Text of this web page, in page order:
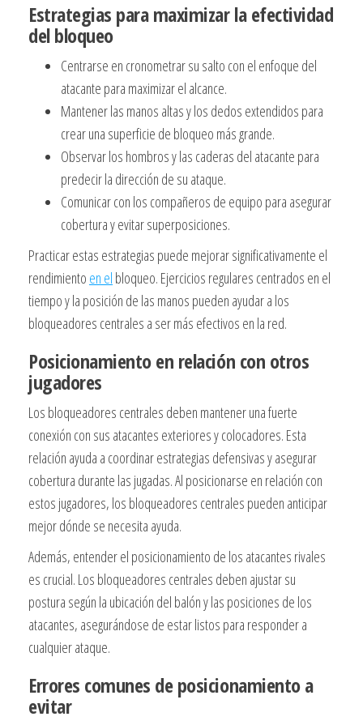
Estrategias para maximizar la efectividad
del bloqueo
Centrarse en cronometrar su salto con el enfoque del
atacante para maximizar el alcance.
Mantener las manos altas y los dedos extendidos para
crear una superficie de bloqueo más grande.
Observar los hombros y las caderas del atacante para
predecir la dirección de su ataque.
Comunicar con los compañeros de equipo para asegurar
cobertura y evitar superposiciones.
Practicar estas estrategias puede mejorar significativamente el
rendimiento en el bloqueo. Ejercicios regulares centrados en el
tiempo y la posición de las manos pueden ayudar a los
bloqueadores centrales a ser más efectivos en la red.
Posicionamiento en relación con otros
jugadores
Los bloqueadores centrales deben mantener una fuerte
conexión con sus atacantes exteriores y colocadores. Esta
relación ayuda a coordinar estrategias defensivas y asegurar
cobertura durante las jugadas. Al posicionarse en relación con
estos jugadores, los bloqueadores centrales pueden anticipar
mejor dónde se necesita ayuda.
Además, entender el posicionamiento de los atacantes rivales
es crucial. Los bloqueadores centrales deben ajustar su
postura según la ubicación del balón y las posiciones de los
atacantes, asegurándose de estar listos para responder a
cualquier ataque.
Errores comunes de posicionamiento a
evitar